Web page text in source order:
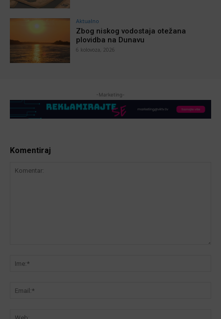
Aktualno
Zbog niskog vodostaja otežana
plovidba na Dunavu
6 kolovoza, 2026
-Marketing-
Komentiraj